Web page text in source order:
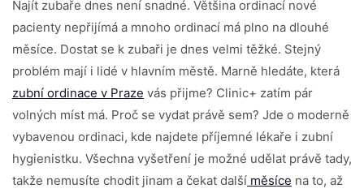
Najít zubaře dnes není snadné. Většina ordinací nové
pacienty nepřijímá a mnoho ordinací má plno na dlouhé
měsíce. Dostat se k zubaři je dnes velmi těžké. Stejný
problém mají i lidé v hlavním městě. Marně hledáte, která
zubní ordinace v Praze vás přijme? Clinic+ zatím pár
volných míst má. Proč se vydat právě sem? Jde o moderně
vybavenou ordinaci, kde najdete příjemné lékaře i zubní
hygienistku. Všechna vyšetření je možné udělat právě tady,
takže nemusíte chodit jinam a čekat další měsíce na to, až